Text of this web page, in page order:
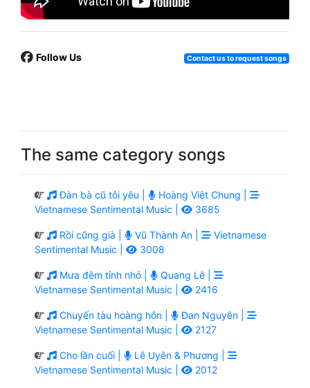
Follow Us Contact us to request songs
The same category songs
Đàn bà cũ tôi yêu |
Hoàng Việt Chung |
Vietnamese Sentimental Music |
3685
Rồi cũng già | Vũ Thành An |
Vietnamese
Sentimental Music |
3008
Mưa đêm tỉnh nhỏ |
Quang Lê |
Vietnamese Sentimental Music |
2416
Chuyến tàu hoàng hôn |
Đan Nguyên |
Vietnamese Sentimental Music |
2127
Cho lần cuối |
Lê Uyên & Phương |
Vietnamese Sentimental Music |
2012